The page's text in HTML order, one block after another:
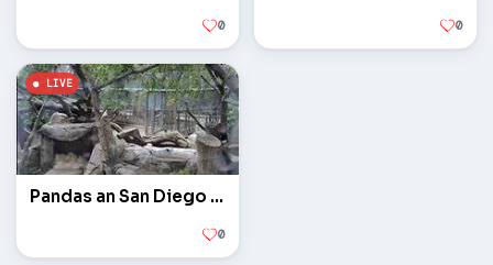
0 0
Pandas an San Diego Zoo
0